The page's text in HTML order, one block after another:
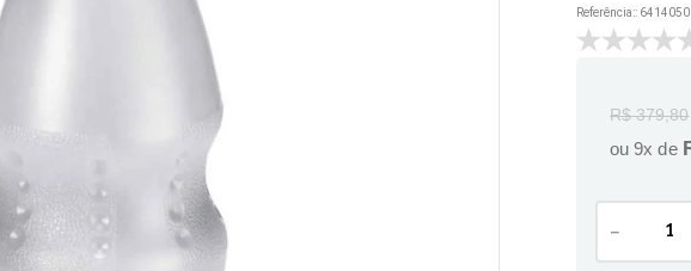
Referência::
R$ 379,80
ou9x de
－